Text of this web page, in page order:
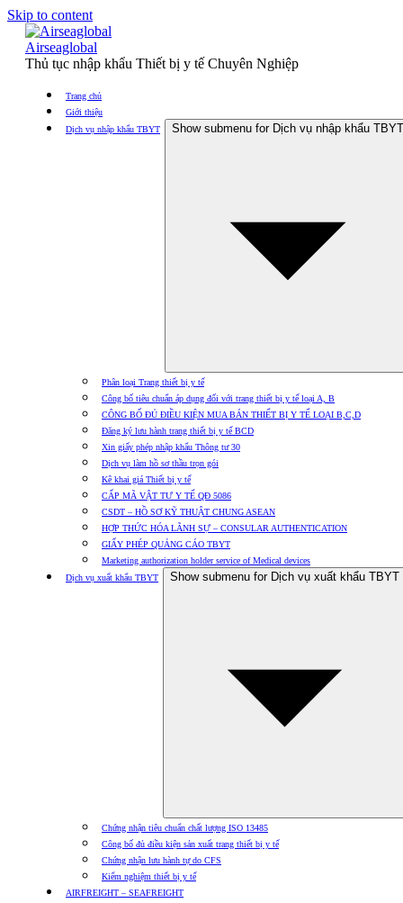
Skip to content
Airseaglobal
Thủ tục nhập khẩu Thiết bị y tế Chuyên Nghiệp
Trang chủ
Giới thiệu
Dịch vụ nhập khẩu TBYT
Show submenu for Dịch vụ nhập khẩu TBYT
Phân loại Trang thiết bị y tế
Công bố tiêu chuẩn áp dụng đối với trang thiết bị y tế loại A, B
CÔNG BỐ ĐỦ ĐIỀU KIỆN MUA BÁN THIẾT BỊ Y TẾ LOẠI B,C,D
Đăng ký lưu hành trang thiết bị y tế BCD
Xin giấy phép nhập khẩu Thông tư 30
Dịch vụ làm hồ sơ thầu trọn gói
Kê khai giá Thiết bị y tế
CẤP MÃ VẬT TƯ Y TẾ QĐ 5086
CSDT – HỒ SƠ KỸ THUẬT CHUNG ASEAN
HỢP THỨC HÓA LÃNH SỰ – CONSULAR AUTHENTICATION
GIẤY PHÉP QUẢNG CÁO TBYT
Marketing authorization holder service of Medical devices
Dịch vụ xuất khẩu TBYT
Show submenu for Dịch vụ xuất khẩu TBYT
Chứng nhận tiêu chuẩn chất lượng ISO 13485
Công bố đủ điều kiện sản xuất trang thiết bị y tế
Chứng nhận lưu hành tự do CFS
Kiểm nghiệm thiết bị y tế
AIRFREIGHT – SEAFREIGHT